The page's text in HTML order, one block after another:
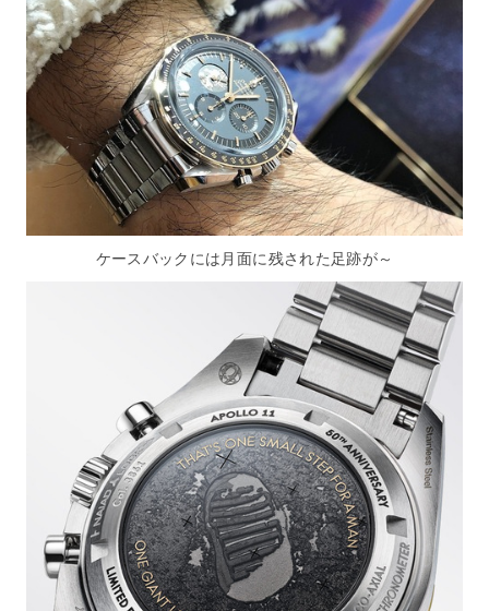
ケースバックには月面に残された足跡が～